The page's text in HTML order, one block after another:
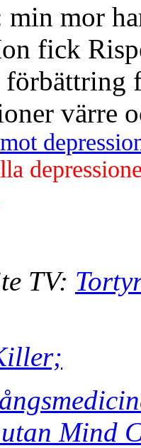
mor
fick
värre
mot
TV:
Mind